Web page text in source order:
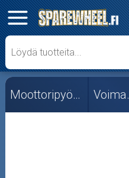
✕
Mopon osat
Skootterin osat
Crossipyörän osat
Moottoripyörän osat